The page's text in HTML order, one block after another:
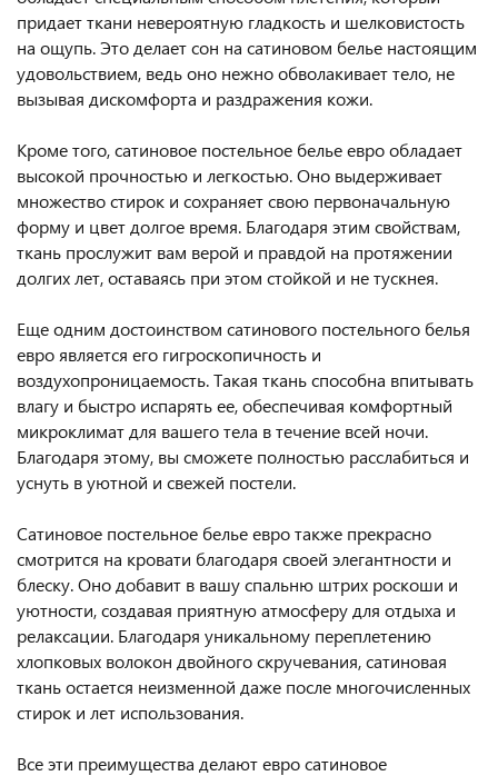
придает ткани невероятную гладкость и шелковистость
на ощупь. Это делает сон на сатиновом белье настоящим
удовольствием, ведь оно нежно обволакивает тело, не
вызывая дискомфорта и раздражения кожи.
Кроме того, сатиновое постельное белье евро обладает
высокой прочностью и легкостью. Оно выдерживает
множество стирок и сохраняет свою первоначальную
форму и цвет долгое время. Благодаря этим свойствам,
ткань прослужит вам верой и правдой на протяжении
долгих лет, оставаясь при этом стойкой и не тускнея.
Еще одним достоинством сатинового постельного белья
евро является его гигроскопичность и
воздухопроницаемость. Такая ткань способна впитывать
влагу и быстро испарять ее, обеспечивая комфортный
микроклимат для вашего тела в течение всей ночи.
Благодаря этому, вы сможете полностью расслабиться и
уснуть в уютной и свежей постели.
Сатиновое постельное белье евро также прекрасно
смотрится на кровати благодаря своей элегантности и
блеску. Оно добавит в вашу спальню штрих роскоши и
уютности, создавая приятную атмосферу для отдыха и
релаксации. Благодаря уникальному переплетению
хлопковых волокон двойного скручевания, сатиновая
ткань остается неизменной даже после многочисленных
стирок и лет использования.
Все эти преимущества делают евро сатиновое